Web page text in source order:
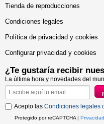
Tienda de reproducciones
Condiciones legales
Política de privacidad y cookies
Configurar privacidad y cookies
¿Te gustaría recibir
La última hora y novedades del
Acepto las Condiciones legales
Protegido por reCAPTCHA | Privacidad